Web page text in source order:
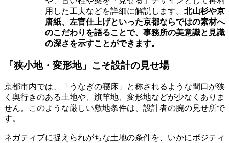
用した工夫などを詳細に解説します。 北山杉や京
唐紙、左官仕上げといった京都ならではの素材へ
のこだわりを語ることで、事務所の美意識と見識
の深さを示すことができます。
「狭小地・変形地」こそ設計の見せ場
京都市内では、「うなぎの寝床」と称されるような間口が狭
く奥行きのある土地や、旗竿地、変形地などが少なくありま
せん。このような厳しい敷地条件は、設計者の腕の見せ所で
す。
ネガティブに捉えられがちな土地の条件を、いかにポジティ